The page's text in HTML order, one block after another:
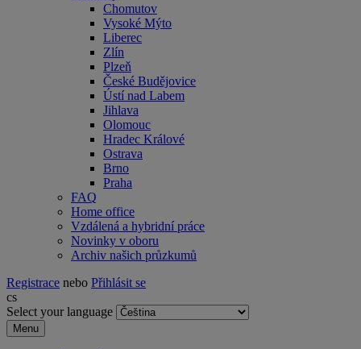
Chomutov
Vysoké Mýto
Liberec
Zlín
Plzeň
České Budějovice
Ústí nad Labem
Jihlava
Olomouc
Hradec Králové
Ostrava
Brno
Praha
FAQ
Home office
Vzdálená a hybridní práce
Novinky v oboru
Archiv našich průzkumů
Registrace nebo Přihlásit se
cs
Select your language
Menu